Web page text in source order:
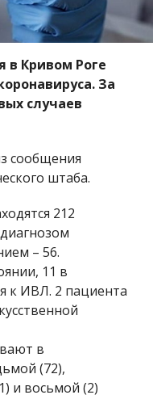
в Кривом Роге
За
случаев
сообщения
штаба.
212
– 56.
11 в
к ИВЛ. 2 пациента
в
(72),
и восьмой (2)